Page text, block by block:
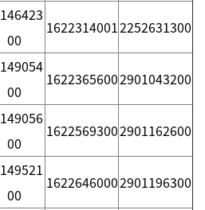
00
16223140012252631300
00
16223656002901043200
00
16225693002901162600
00
16226460002901196300